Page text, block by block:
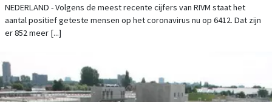
NEDERLAND - Volgens de meest recente cijfers van RIVM staat het
aantal positief geteste mensen op het coronavirus nu op 6412. Dat zijn
er 852 meer [...]